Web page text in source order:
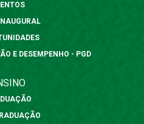
E DESEMPENHO - PGD